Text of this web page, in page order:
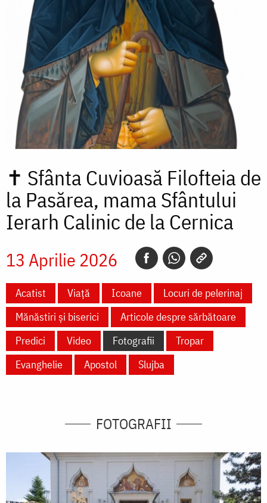
✝ Sfânta Cuvioasă Filofteia de
la Pasărea, mama Sfântului
Ierarh Calinic de la Cernica
13 Aprilie 2026
Acatist Viață Icoane
Locuri de pelerinaj
Mănăstiri și biserici
Articole despre sărbătoare
Predici
Video Fotografii
Tropar
Evanghelie
Apostol Slujba
FOTOGRAFII